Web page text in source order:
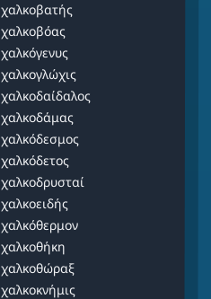
χαλκοβατής
χαλκοβόας
χαλκόγενυς
χαλκογλώχις
χαλκοδαίδαλος
χαλκοδάμας
χαλκόδεσμος
χαλκόδετος
χαλκοδρυσταί
χαλκοειδής
χαλκόθερμον
χαλκοθήκη
χαλκοθώραξ
χαλκοκνήμις